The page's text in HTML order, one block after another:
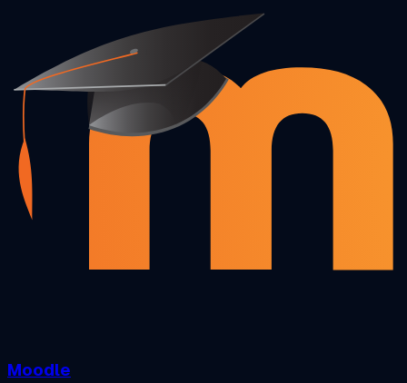
Moodle